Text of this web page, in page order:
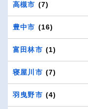
高槻市 (7)
豊中市 (16)
富田林市 (1)
寝屋川市 (7)
羽曳野市 (4)